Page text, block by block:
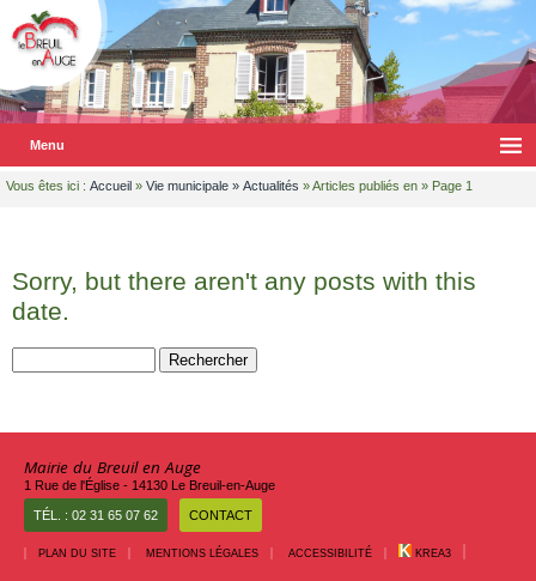
Menu
Vous êtes ici : Accueil » Vie municipale » Actualités » Articles publiés en » Page 1
Sorry, but there aren't any posts with this
date.
Rechercher :
Mairie du Breuil en Auge
1 Rue de l'Église - 14130 Le Breuil-en-Auge
TÉL. : 02 31 65 07 62 CONTACT
PLAN DU SITE MENTIONS LÉGALES ACCESSIBILITÉ KREA3